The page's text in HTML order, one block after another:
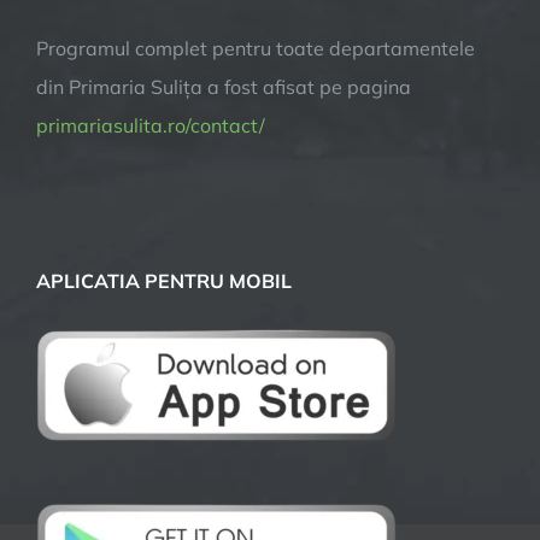
Programul complet pentru toate departamentele
din Primaria Sulița a fost afisat pe pagina
primariasulita.ro/contact/
APLICATIA PENTRU MOBIL